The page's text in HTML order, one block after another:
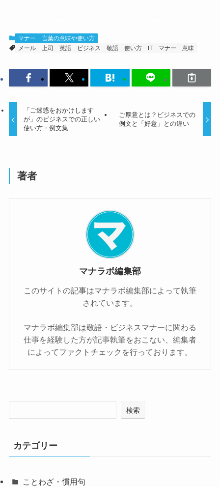
マナー
言葉の意味や使い方
メール
上司 英語 ビジネス 敬語 使い方 IT マナー 意味
「ご迷惑をおかけします
が」のビジネスでの正しい
使い方・例文集
ご厚意とは？ビジネスでの
例文と「好意」との違い
著者
マナラボ編集部
このサイトの記事はマナラボ編集部によって執筆
されています。
マナラボ編集部は敬語・ビジネスマナーに関わる
仕事を経験した方が記事執筆をおこない、編集者
によってファクトチェックを行っております。
検索
カテゴリー
ことわざ・慣用句